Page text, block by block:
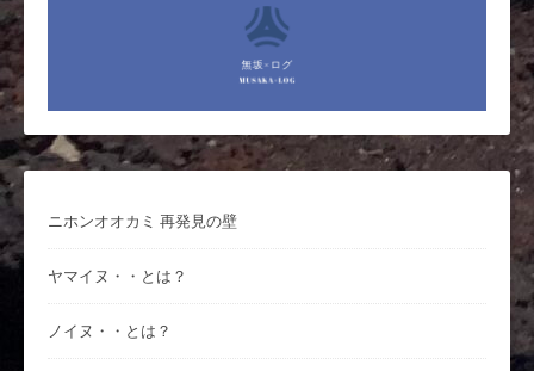
ニホンオオカミ 再発見の壁
ヤマイヌ・・とは？
ノイヌ・・とは？